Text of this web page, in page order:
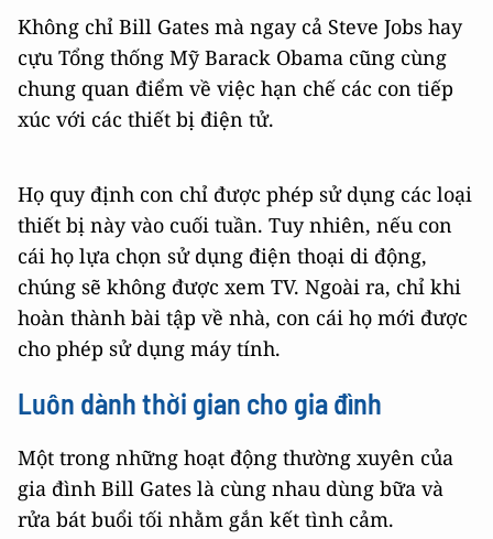
Không chỉ Bill Gates mà ngay cả Steve Jobs hay
cựu Tổng thống Mỹ Barack Obama cũng cùng
chung quan điểm về việc hạn chế các con tiếp
xúc với các thiết bị điện tử.
Họ quy định con chỉ được phép sử dụng các loại
thiết bị này vào cuối tuần. Tuy nhiên, nếu con
cái họ lựa chọn sử dụng điện thoại di động,
chúng sẽ không được xem TV. Ngoài ra, chỉ khi
hoàn thành bài tập về nhà, con cái họ mới được
cho phép sử dụng máy tính.
Luôn dành thời gian cho gia đình
Một trong những hoạt động thường xuyên của
gia đình Bill Gates là cùng nhau dùng bữa và
rửa bát buổi tối nhằm gắn kết tình cảm.